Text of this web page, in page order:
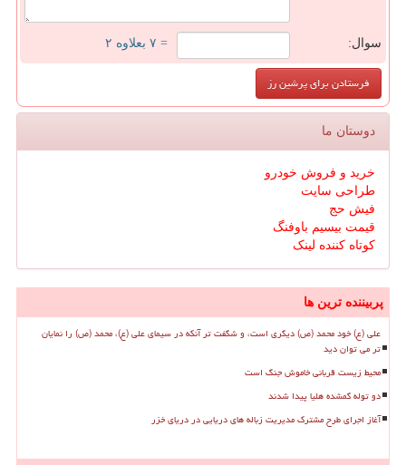
سوال: = ۷ بعلاوه ۲
دوستان ما
خرید و فروش خودرو
طراحی سایت
فیش حج
قیمت بیسیم باوفنگ
کوتاه کننده لینک
پربیننده ترین ها
علی (ع) خود محمد (ص) دیگری است، و شگفت تر آنکه در سیمای علی (ع)، محمد (ص) را نمایان
تر می توان دید
محیط زیست قربانی خاموش جنگ است
دو توله گمشده هلیا پیدا شدند
آغاز اجرای طرح مشترک مدیریت زباله های دریایی در دریای خزر